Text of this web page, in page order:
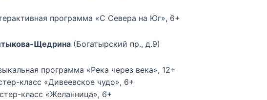
программа «С Севера на Юг», 6+
Щедрина (Богатырский пр., д.9)
программа «Река через века», 12+
класс «Дивеевское чудо», 6+
класс «Желанница», 6+